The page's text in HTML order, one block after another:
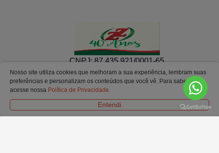
CNPJ: 87.435.921/0001-65
Televendas
(54) 3532-1108
(54) 98421-0523
Nosso site utiliza cookies que melhoram a sua experiência, lembram suas
preferências e personalizam os conteúdos que você vê. Para saber mais
acesse nossa Política de Privacidade.
Entendi